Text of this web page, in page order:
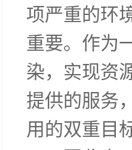
项严重的环
重要。作为
染，实现资
提供的服务
用的双重目